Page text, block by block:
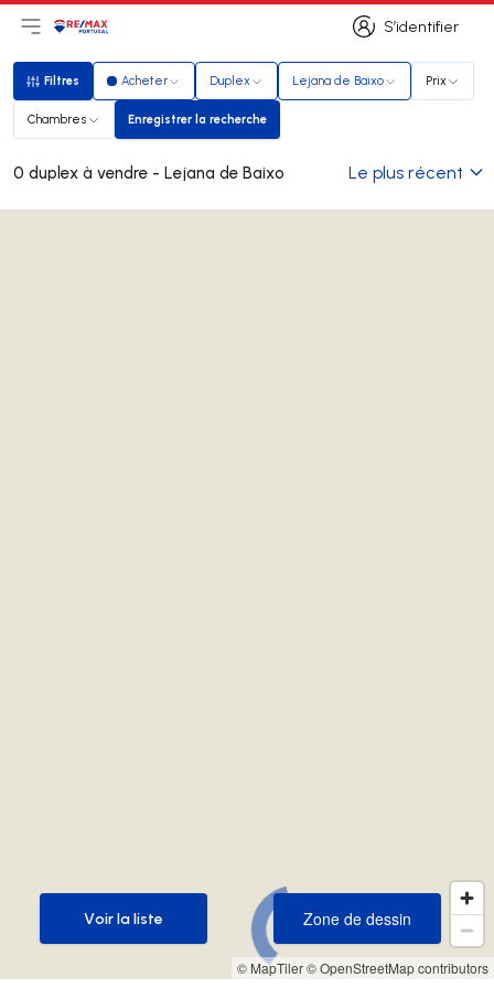
S’identifier
S’identifier
Ouvrir le menu principal
LogoAller à la page d’accueil
Filtres
Filtres Acheter Duplex Lejana de Baixo Prix
Chambres Enregistrer la recherche
Enregistrer la recherche
0 duplex à vendre - Lejana de Baixo Le plus récent
© MapTiler© OpenStreetMap contributors
Zone de dessin
Zone de dessin
Voir la liste
Voir la liste